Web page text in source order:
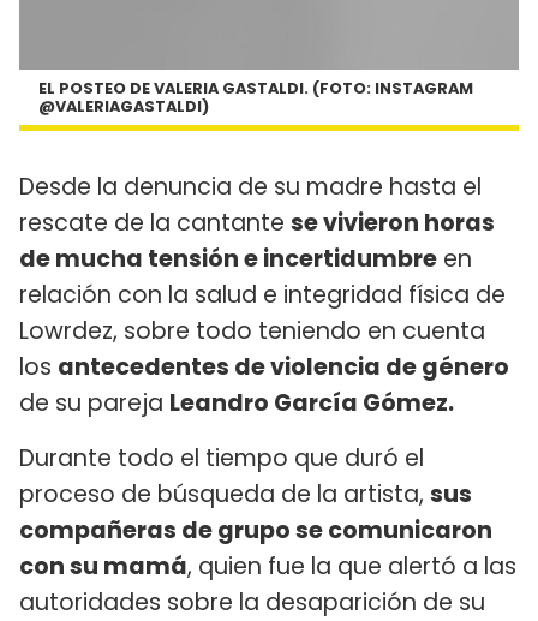
EL POSTEO DE VALERIA GASTALDI. (FOTO: INSTAGRAM
@VALERIAGASTALDI)
Desde la denuncia de su madre hasta el
rescate de la cantante se vivieron horas
de mucha tensión e incertidumbre en
relación con la salud e integridad física de
Lowrdez, sobre todo teniendo en cuenta
los antecedentes de violencia de género
de su pareja Leandro García Gómez.
Durante todo el tiempo que duró el
proceso de búsqueda de la artista, sus
compañeras de grupo se comunicaron
con su mamá, quien fue la que alertó a las
autoridades sobre la desaparición de su